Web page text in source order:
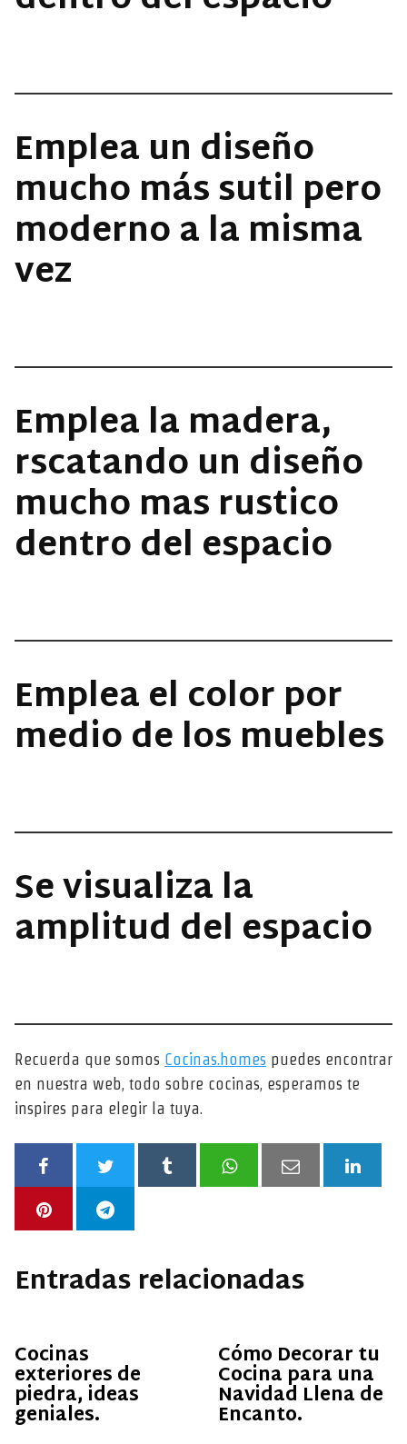
Emplea un diseño
mucho más sutil pero
moderno a la misma
vez
Emplea la madera,
rscatando un diseño
mucho mas rustico
dentro del espacio
Emplea el color por
medio de los muebles
Se visualiza la
amplitud del espacio
Recuerda que somos Cocinas.homes puedes encontrar
en nuestra web, todo sobre cocinas, esperamos te
inspires para elegir la tuya.
Entradas relacionadas
Cocinas
exteriores de
piedra, ideas
geniales.
Cómo Decorar tu
Cocina para una
Navidad Llena de
Encanto.